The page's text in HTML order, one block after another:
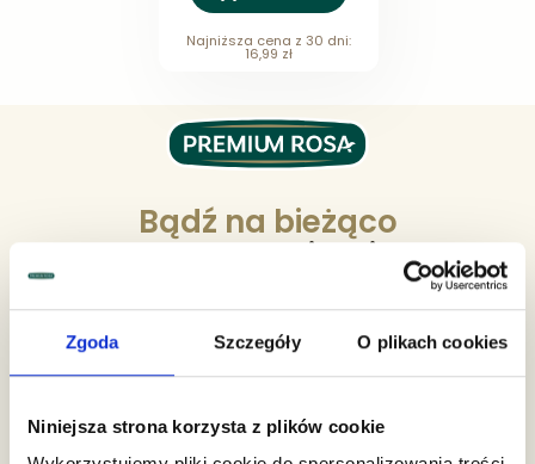
Zgoda Szczegóły O plikach cookies
Niniejsza strona korzysta z plików cookie
Najniższa cena z 30 dni:
16,99 zł
Bądź na bieżąco
pierwszy zakup w naszym sklepie!